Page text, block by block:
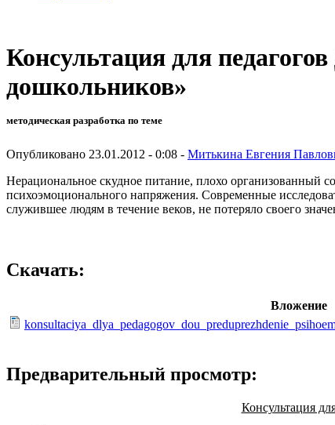
Консультация для
дошкольников»
методическая разработка по теме
Опубликовано 23.01.2012 - 0:08 - Митькина Евгения
Нерациональное скудное питание, плохо организованный
психоэмоционального напряжения. Современные
служившее людям в течение веков, не потеряло своего
Скачать:
Вложение
Предварительный просмотр:
Консультация